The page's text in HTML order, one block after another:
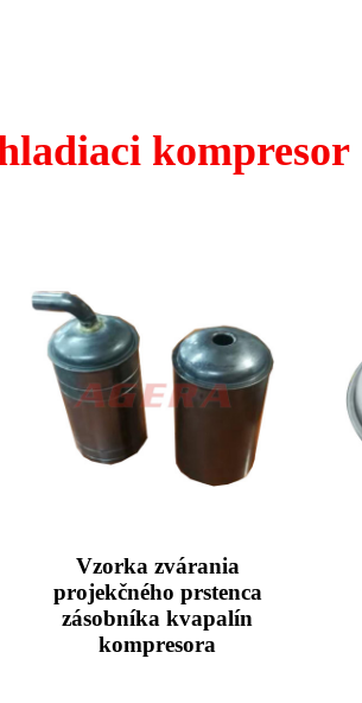
kompresor
Vzorka zvárania
projekčného prstenca
zásobníka kvapalín
kompresora